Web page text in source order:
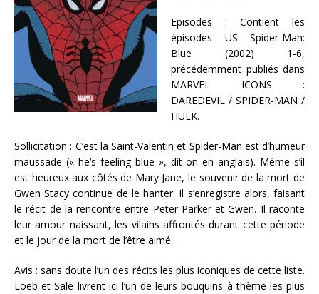
Episodes : Contient les
épisodes US Spider-Man:
Blue (2002) 1-6,
précédemment publiés dans
MARVEL ICONS :
DAREDEVIL / SPIDER-MAN /
HULK.
Sollicitation : C’est la Saint-Valentin et Spider-Man est d’humeur
maussade (« he’s feeling blue », dit-on en anglais). Même s’il
est heureux aux côtés de Mary Jane, le souvenir de la mort de
Gwen Stacy continue de le hanter. Il s’enregistre alors, faisant
le récit de la rencontre entre Peter Parker et Gwen. Il raconte
leur amour naissant, les vilains affrontés durant cette période
et le jour de la mort de l’être aimé.
Avis : sans doute l’un des récits les plus iconiques de cette liste.
Loeb et Sale livrent ici l’un de leurs bouquins à thème les plus